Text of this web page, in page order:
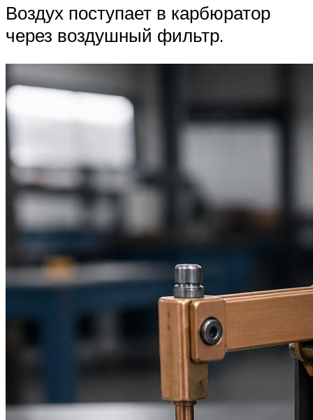
Воздух поступает в карбюратор
через воздушный фильтр.